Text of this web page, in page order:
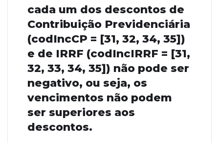
cada um dos descontos de
Contribuição Previdenciária
(codIncCP = [31, 32, 34, 35])
e de IRRF (codIncIRRF = [31,
32, 33, 34, 35]) não pode ser
negativo, ou seja, os
vencimentos não podem
ser superiores aos
descontos.